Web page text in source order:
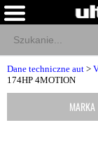
Dane techniczne aut >
174HP 4MOTION
MARKA